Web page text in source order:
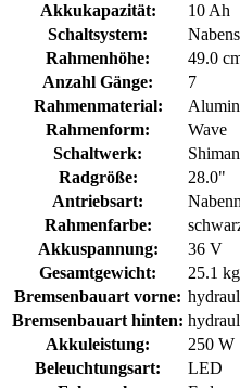
Akkukapazität:
10 Ah
Schaltsystem:
Rahmenhöhe:
49.0
Anzahl Gänge:
7
Rahmenmaterial:
Rahmenform:
Wave
Schaltwerk:
Radgröße:
28.0"
Antriebsart:
Rahmenfarbe:
Akkuspannung:
36 V
Gesamtgewicht:
25.1 kg
Bremsenbauart vorne:
Bremsenbauart hinten:
Akkuleistung:
250 W
Beleuchtungsart:
LED